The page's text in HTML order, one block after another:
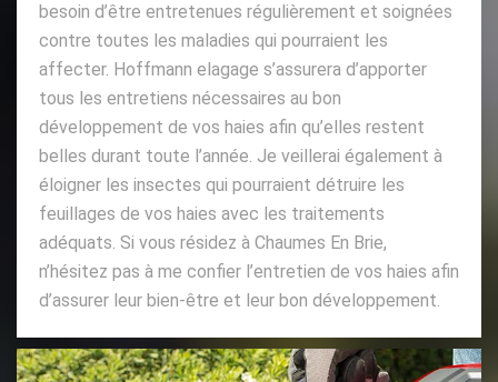
besoin d’être entretenues régulièrement et soignées
contre toutes les maladies qui pourraient les
affecter. Hoffmann elagage s’assurera d’apporter
tous les entretiens nécessaires au bon
développement de vos haies afin qu’elles restent
belles durant toute l’année. Je veillerai également à
éloigner les insectes qui pourraient détruire les
feuillages de vos haies avec les traitements
adéquats. Si vous résidez à Chaumes En Brie,
n’hésitez pas à me confier l’entretien de vos haies afin
d’assurer leur bien-être et leur bon développement.